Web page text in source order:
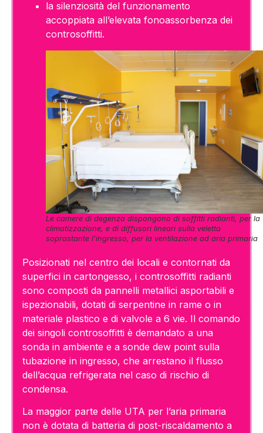
la silenziosità del funzionamento
accoppiata all’elevata fonoassorbenza dei
controsoffitti.
Le camere di degenza dispongono di soffitti radianti, per la
climatizzazione, e di diffusori lineari sulla veletta
soprastante l’ingresso, per la ventilazione ad aria primaria
Posizionati nel centro dei locali e contornati da
superfici in cartongesso, i controsoffitti radianti
sono composti da pannelli metallici asportabili e
ispezionabili, dotati di serpentine in rame o in
materiale plastico e di valvole a 6 vie. Il comando
dei singoli controsoffitti è demandato a una
sonda in ambiente e a sonde dew point sulla
tubazione in ingresso, che arrestano il flusso
dell’acqua refrigerata nel caso di rischio di
condensa.
La maggior parte delle UTA per l’aria primaria
non è dotata di batteria di post-riscaldamento a